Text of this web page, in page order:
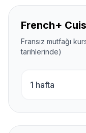
French+
Fransız mutfağı
tarihlerinde)
1 hafta